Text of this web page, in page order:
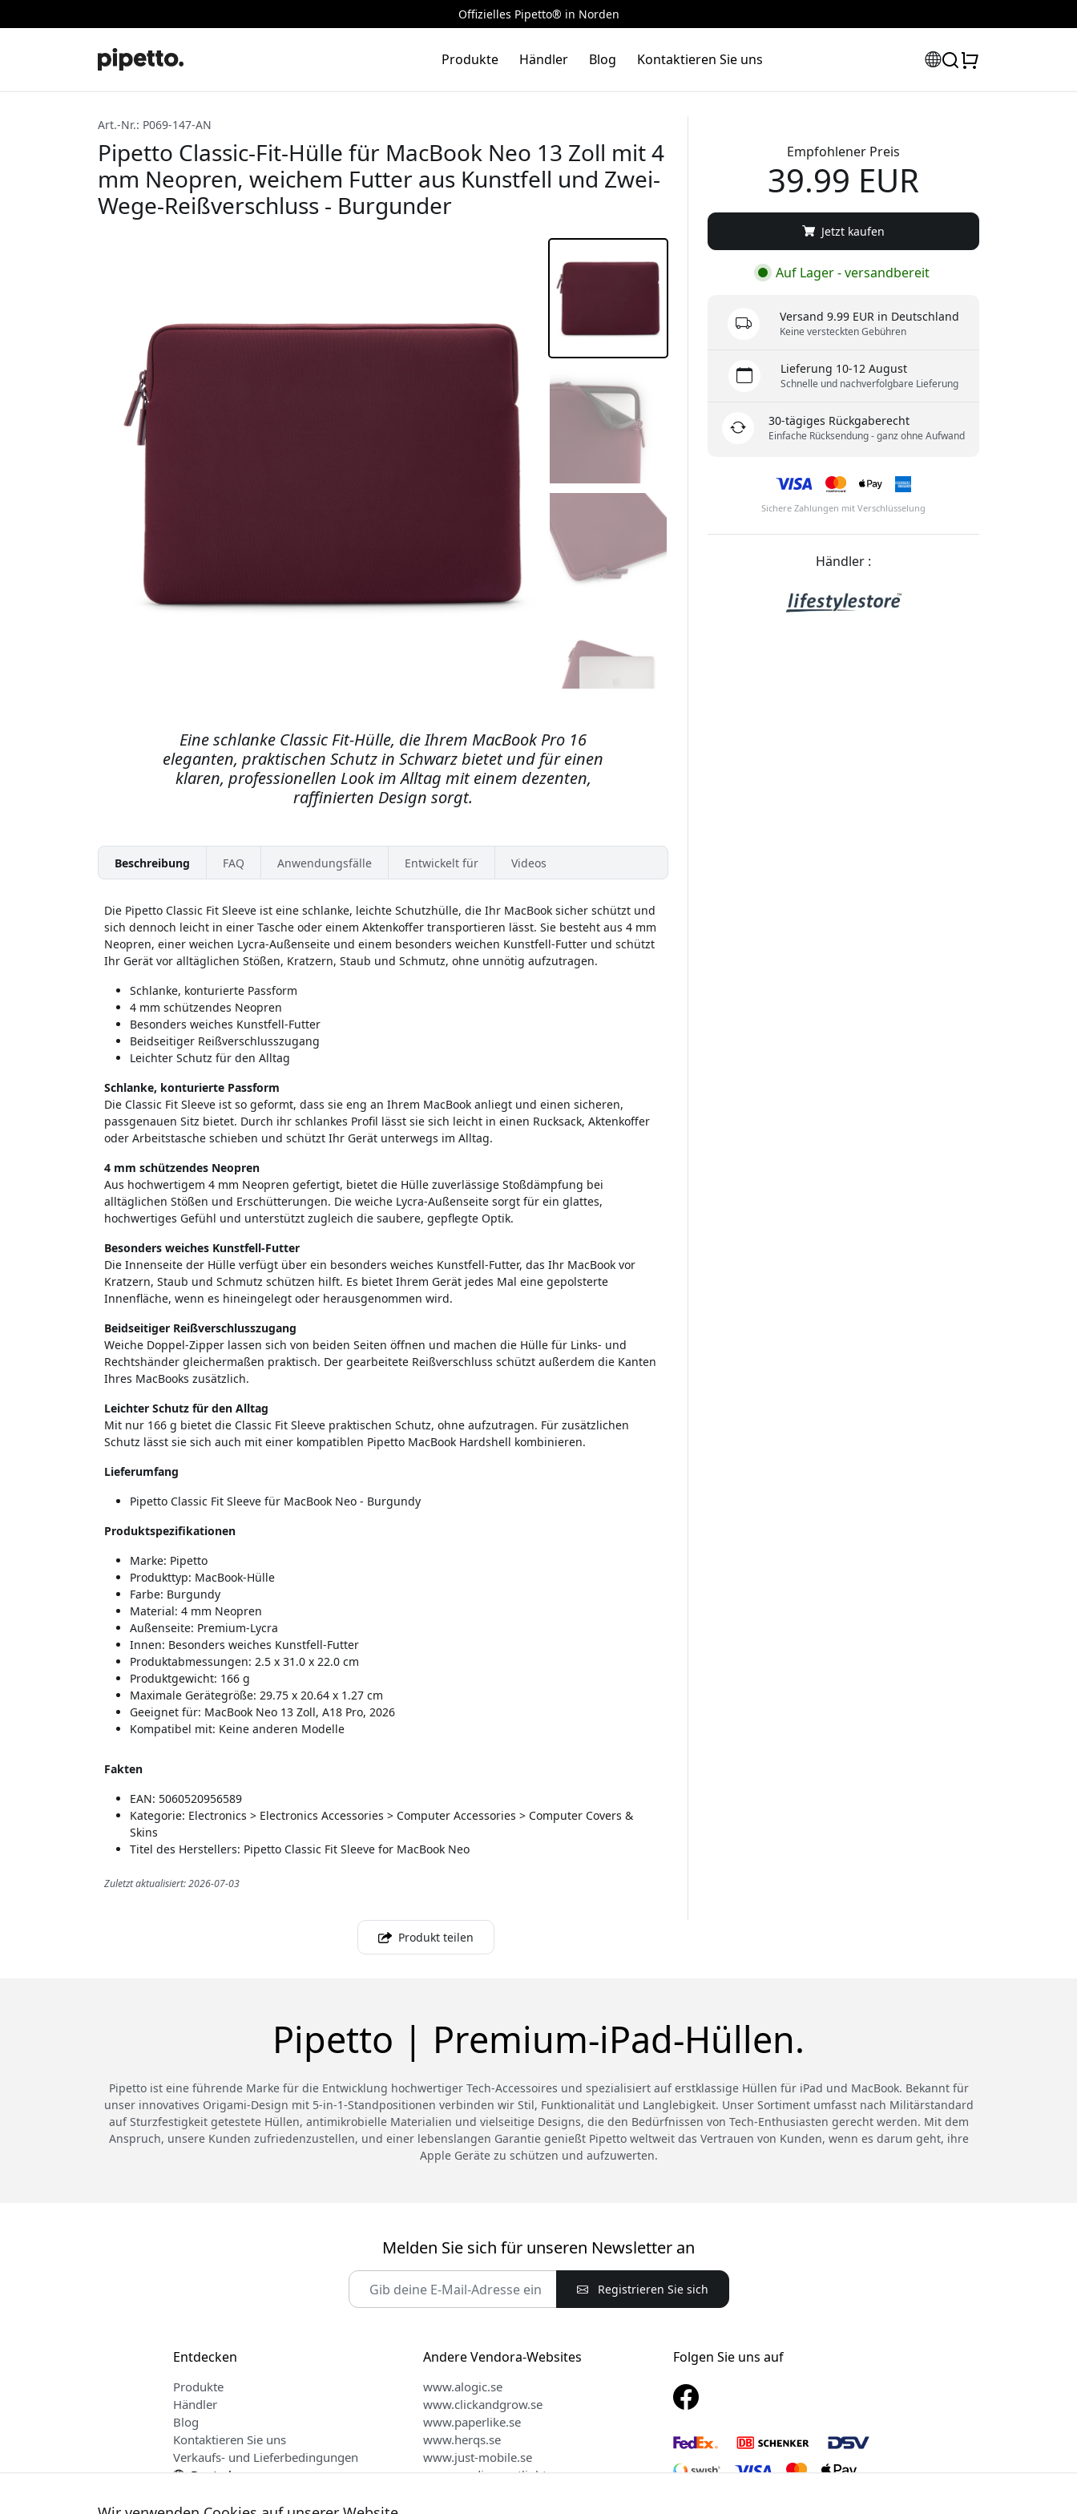
Offizielles Pipetto® in Norden
Produkte Händler Blog Kontaktieren Sie uns
Art.-Nr.: P069-147-AN
Pipetto Classic-Fit-Hülle für MacBook Neo 13 Zoll mit 4
mm Neopren, weichem Futter aus Kunstfell und Zwei-
Wege-Reißverschluss - Burgunder
Eine schlanke Classic Fit-Hülle, die Ihrem MacBook Pro 16
eleganten, praktischen Schutz in Schwarz bietet und für einen
klaren, professionellen Look im Alltag mit einem dezenten,
raffinierten Design sorgt.
Beschreibung FAQ Anwendungsfälle Entwickelt für Videos
Die Pipetto Classic Fit Sleeve ist eine schlanke, leichte Schutzhülle, die Ihr MacBook sicher schützt und
sich dennoch leicht in einer Tasche oder einem Aktenkoffer transportieren lässt. Sie besteht aus 4 mm
Neopren, einer weichen Lycra-Außenseite und einem besonders weichen Kunstfell-Futter und schützt
Ihr Gerät vor alltäglichen Stößen, Kratzern, Staub und Schmutz, ohne unnötig aufzutragen.
Schlanke, konturierte Passform
4 mm schützendes Neopren
Besonders weiches Kunstfell-Futter
Beidseitiger Reißverschlusszugang
Leichter Schutz für den Alltag
Schlanke, konturierte Passform
Die Classic Fit Sleeve ist so geformt, dass sie eng an Ihrem MacBook anliegt und einen sicheren,
passgenauen Sitz bietet. Durch ihr schlankes Profil lässt sie sich leicht in einen Rucksack, Aktenkoffer
oder Arbeitstasche schieben und schützt Ihr Gerät unterwegs im Alltag.
4 mm schützendes Neopren
Aus hochwertigem 4 mm Neopren gefertigt, bietet die Hülle zuverlässige Stoßdämpfung bei
alltäglichen Stößen und Erschütterungen. Die weiche Lycra-Außenseite sorgt für ein glattes,
hochwertiges Gefühl und unterstützt zugleich die saubere, gepflegte Optik.
Besonders weiches Kunstfell-Futter
Die Innenseite der Hülle verfügt über ein besonders weiches Kunstfell-Futter, das Ihr MacBook vor
Kratzern, Staub und Schmutz schützen hilft. Es bietet Ihrem Gerät jedes Mal eine gepolsterte
Innenfläche, wenn es hineingelegt oder herausgenommen wird.
Beidseitiger Reißverschlusszugang
Weiche Doppel-Zipper lassen sich von beiden Seiten öffnen und machen die Hülle für Links- und
Rechtshänder gleichermaßen praktisch. Der gearbeitete Reißverschluss schützt außerdem die Kanten
Ihres MacBooks zusätzlich.
Leichter Schutz für den Alltag
Mit nur 166 g bietet die Classic Fit Sleeve praktischen Schutz, ohne aufzutragen. Für zusätzlichen
Schutz lässt sie sich auch mit einer kompatiblen Pipetto MacBook Hardshell kombinieren.
Lieferumfang
Pipetto Classic Fit Sleeve für MacBook Neo - Burgundy
Produktspezifikationen
Marke: Pipetto
Produkttyp: MacBook-Hülle
Farbe: Burgundy
Material: 4 mm Neopren
Außenseite: Premium-Lycra
Innen: Besonders weiches Kunstfell-Futter
Produktabmessungen: 2.5 x 31.0 x 22.0 cm
Produktgewicht: 166 g
Maximale Gerätegröße: 29.75 x 20.64 x 1.27 cm
Geeignet für: MacBook Neo 13 Zoll, A18 Pro, 2026
Kompatibel mit: Keine anderen Modelle
Fakten
EAN: 5060520956589
Kategorie: Electronics > Electronics Accessories > Computer Accessories > Computer Covers &
Skins
Titel des Herstellers: Pipetto Classic Fit Sleeve for MacBook Neo
Zuletzt aktualisiert: 2026-07-03
Empfohlener Preis
39.99 EUR
Jetzt kaufen
Auf Lager - versandbereit
Versand 9.99 EUR in Deutschland
Keine versteckten Gebühren
Lieferung 10-12 August
Schnelle und nachverfolgbare Lieferung
30-tägiges Rückgaberecht
Einfache Rücksendung - ganz ohne Aufwand
Sichere Zahlungen mit Verschlüsselung
Händler :
Produkt teilen
Pipetto | Premium-iPad-Hüllen.
Pipetto ist eine führende Marke für die Entwicklung hochwertiger Tech-Accessoires und spezialisiert auf erstklassige Hüllen für iPad und MacBook. Bekannt für
unser innovatives Origami-Design mit 5-in-1-Standpositionen verbinden wir Stil, Funktionalität und Langlebigkeit. Unser Sortiment umfasst nach Militärstandard
auf Sturzfestigkeit getestete Hüllen, antimikrobielle Materialien und vielseitige Designs, die den Bedürfnissen von Tech-Enthusiasten gerecht werden. Mit dem
Anspruch, unsere Kunden zufriedenzustellen, und einer lebenslangen Garantie genießt Pipetto weltweit das Vertrauen von Kunden, wenn es darum geht, ihre
Apple Geräte zu schützen und aufzuwerten.
Melden Sie sich für unseren Newsletter an
Registrieren Sie sich
Entdecken
Produkte
Händler
Blog
Kontaktieren Sie uns
Verkaufs- und Lieferbedingungen
Deutsch
Andere Vendora-Websites
www.alogic.se
www.clickandgrow.se
www.paperlike.se
www.herqs.se
www.just-mobile.se
www.nordicsmartlight.se
Folgen Sie uns auf